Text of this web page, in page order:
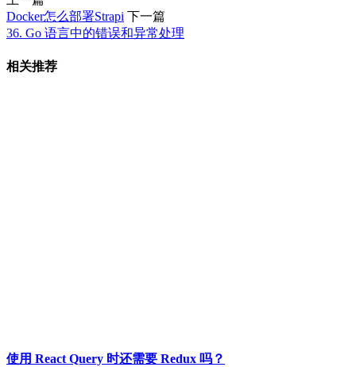
Docker怎么部署Strapi 下一篇
36. Go 语言中的错误和异常处理
相关推荐
使用 React Query 时还需要 Redux 吗？